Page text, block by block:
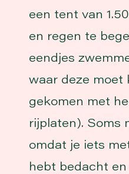
een tent van
en regen te
eendjes
waar deze moet
gekomen met
rijplaten). Soms
omdat je iets
hebt bedacht